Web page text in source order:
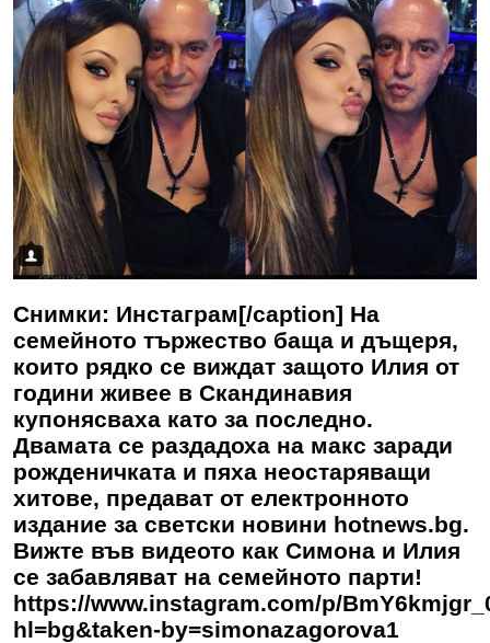
Снимки: Инстаграм[/caption] На
семейното тържество баща и дъщеря,
които рядко се виждат защото Илия от
години живее в Скандинавия
купонясваха като за последно.
Двамата се раздадоха на макс заради
рожденичката и пяха неостаряващи
хитове, предават от електронното
издание за светски новини hotnews.bg.
Вижте във видеото как Симона и Илия
се забавляват на семейното парти!
https://www.instagram.com/p/
hl=bg&taken-by=simonazagorova1